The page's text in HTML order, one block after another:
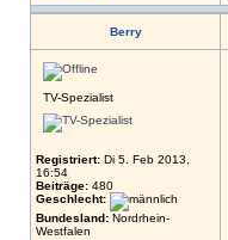
Berry
TV-Spezialist
Registriert: Di 5. Feb 2013,
16:54
Beiträge: 480
Geschlecht:
Bundesland: Nordrhein-
Westfalen